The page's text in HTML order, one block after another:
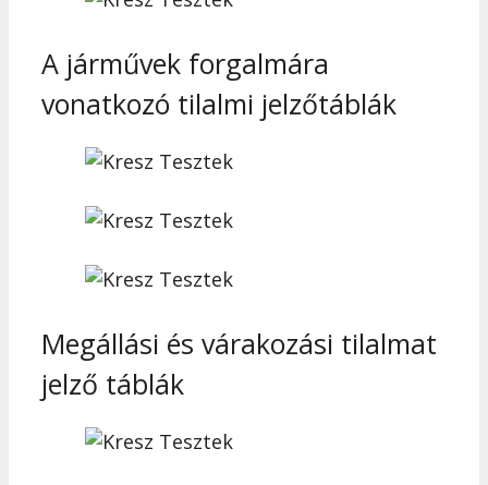
A járművek forgalmára
vonatkozó tilalmi jelzőtáblák
Megállási és várakozási tilalmat
jelző táblák